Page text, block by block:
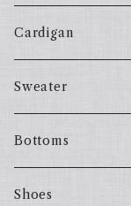
Cardigan
Sweater
Bottoms
Shoes